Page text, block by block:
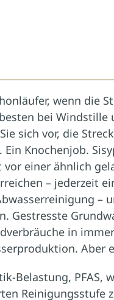
wenn die
bei Windstille
sich vor, die
Knochenjob.
einer ähnlich
– jederzeit
–
Gestresste
in
Aber
Belastung, PFAS,
Reinigungsstufe